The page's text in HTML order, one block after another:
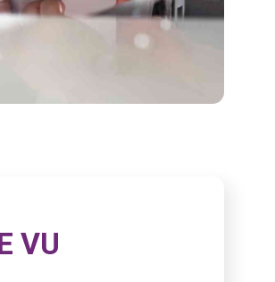
VU